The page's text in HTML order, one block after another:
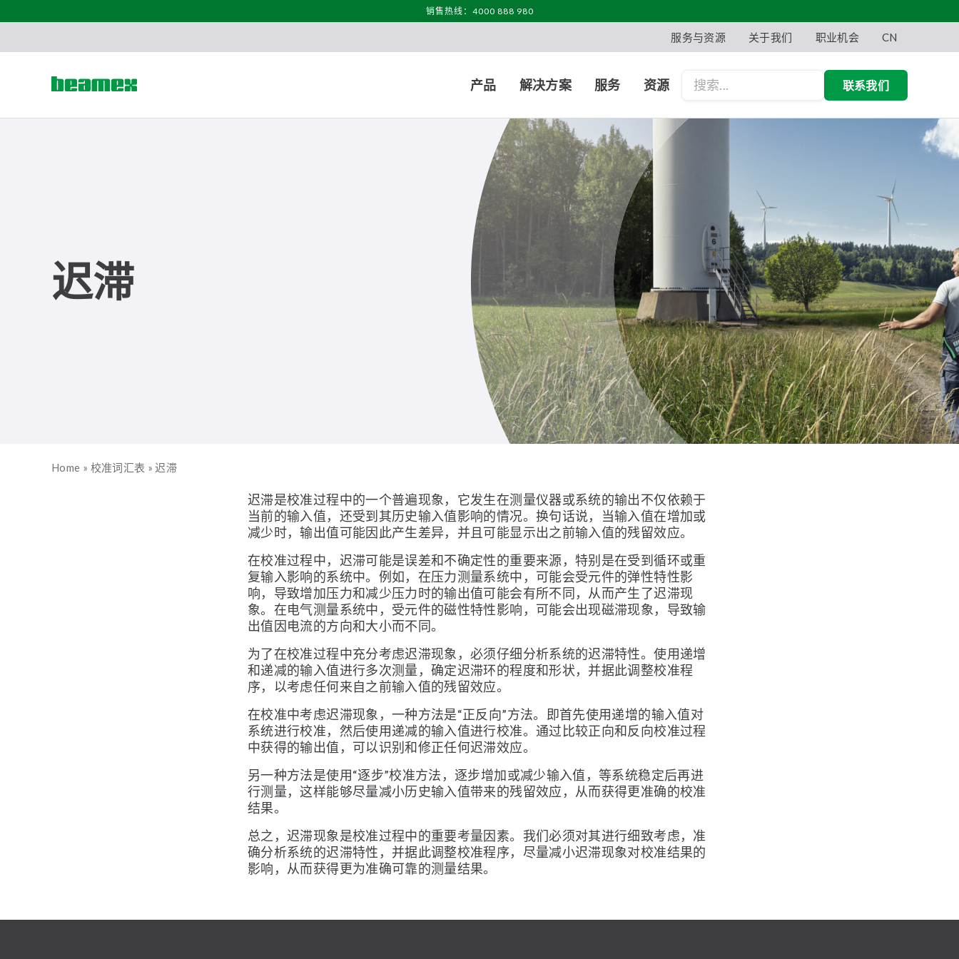
销售热线：4000 888 980
服务与资源 关于我们 职业机会 CN
产品 解决方案 服务 资源 联系我们
迟滞
Home » 校准词汇表 »迟滞
迟滞是校准过程中的一个普遍现象，它发生在测量仪器或系统的输出不仅依赖于
当前的输入值，还受到其历史输入值影响的情况。换句话说，当输入值在增加或
减少时，输出值可能因此产生差异，并且可能显示出之前输入值的残留效应。
在校准过程中，迟滞可能是误差和不确定性的重要来源，特别是在受到循环或重
复输入影响的系统中。例如，在压力测量系统中，可能会受元件的弹性特性影
响，导致增加压力和减少压力时的输出值可能会有所不同，从而产生了迟滞现
象。在电气测量系统中，受元件的磁性特性影响，可能会出现磁滞现象，导致输
出值因电流的方向和大小而不同。
为了在校准过程中充分考虑迟滞现象，必须仔细分析系统的迟滞特性。使用递增
和递减的输入值进行多次测量，确定迟滞环的程度和形状，并据此调整校准程
序，以考虑任何来自之前输入值的残留效应。
在校准中考虑迟滞现象，一种方法是“正反向”方法。即首先使用递增的输入值对
系统进行校准，然后使用递减的输入值进行校准。通过比较正向和反向校准过程
中获得的输出值，可以识别和修正任何迟滞效应。
另一种方法是使用“逐步”校准方法，逐步增加或减少输入值，等系统稳定后再进
行测量，这样能够尽量减小历史输入值带来的残留效应，从而获得更准确的校准
结果。
总之，迟滞现象是校准过程中的重要考量因素。我们必须对其进行细致考虑，准
确分析系统的迟滞特性，并据此调整校准程序，尽量减小迟滞现象对校准结果的
影响，从而获得更为准确可靠的测量结果。